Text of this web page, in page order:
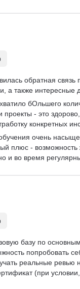
обратная
а также
бОльшего
проекты - это
конкретных
очень
плюс -
и во время
базу по
попробовать
реальные
(при